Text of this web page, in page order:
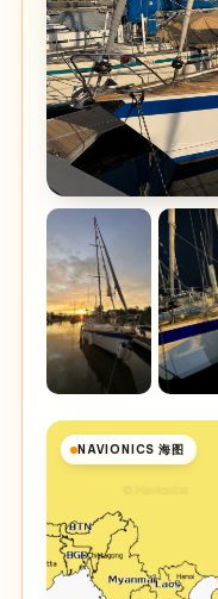
NAVIONICS 海图